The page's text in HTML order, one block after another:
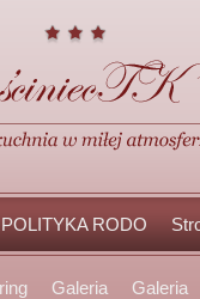
POLITYKA RODO
Galeria Galeria